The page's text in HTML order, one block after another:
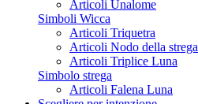
Articoli Unalome
Simboli Wicca
Articoli Triquetra
Articoli Nodo della strega
Articoli Triplice Luna
Simbolo strega
Articoli Falena Luna